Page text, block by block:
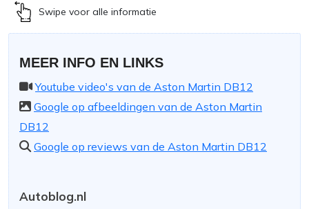
Swipe voor alle informatie
MEER INFO EN LINKS
Youtube video's van de Aston Martin DB12
Google op afbeeldingen van de Aston Martin
DB12
Google op reviews van de Aston Martin DB12
Autoblog.nl